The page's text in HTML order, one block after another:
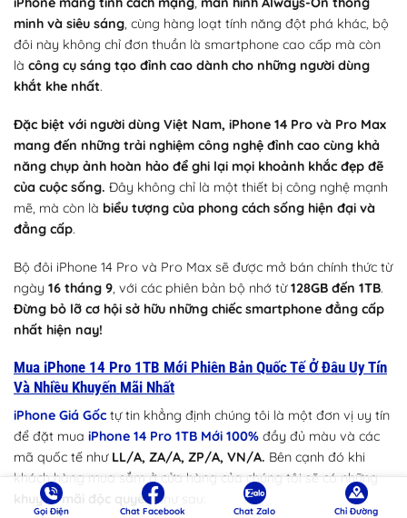
minh và siêu sáng, cùng hàng loạt tính năng đột phá khác, bộ
đôi này không chỉ đơn thuần là smartphone cao cấp mà còn
là công cụ sáng tạo đỉnh cao dành cho những người dùng
khắt khe nhất.
Đặc biệt với người dùng Việt Nam, iPhone 14 Pro và Pro Max
mang đến những trải nghiệm công nghệ đỉnh cao cùng khả
năng chụp ảnh hoàn hảo để ghi lại mọi khoảnh khắc đẹp đẽ
của cuộc sống. Đây không chỉ là một thiết bị công nghệ mạnh
mẽ, mà còn là biểu tượng của phong cách sống hiện đại và
đẳng cấp.
Bộ đôi iPhone 14 Pro và Pro Max sẽ được mở bán chính thức từ
ngày 16 tháng 9 , với các phiên bản bộ nhớ từ128GB đến 1TB.
Đừng bỏ lỡ cơ hội sở hữu những chiếc smartphone đẳng cấp
nhất hiện nay!
Mua iPhone 14 Pro 1TB Mới Phiên Bản Quốc Tế Ở Đâu Uy Tín
Và Nhiều Khuyến Mãi Nhất
iPhone Giá Gốc tự tin khẳng định chúng tôi là một đơn vị uy tín
để đặt mua iPhone 14 Pro 1TB Mới 100% đầy đủ màu và các
mã quốc tế như LL/A, ZA/A, ZP/A, VN/A. Bên cạnh đó khi
khách hàng mua sắm ở cửa hàng của chúng tôi sẽ có những
khuyến mãi độc quyềnnhư sau:
Gọi Điện Chat Facebook Chat Zalo Chỉ Đường